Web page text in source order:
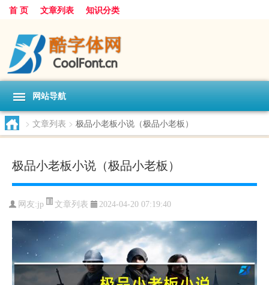
首 页 文章列表 知识分类
网站导航
> 文章列表 > 极品小老板小说（极品小老板）
极品小老板小说（极品小老板）
网友:jp 文章列表 2024-04-20 07:19:40